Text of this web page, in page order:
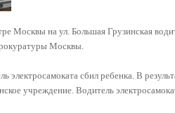
Москвы на ул. Большая Грузинская
Москвы.
электросамоката сбил ребенка. В
учреждение. Водитель